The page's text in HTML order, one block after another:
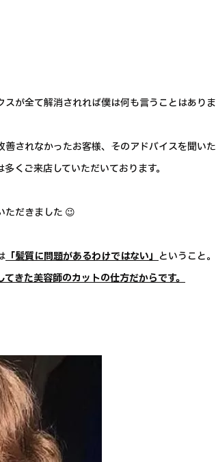
が全て解消されれば僕は何も言うことはありま
されなかったお客様、そのアドバイスを聞いた
くご来店していただいております。
ただきました 😉
「髪質に問題があるわけではない」 ということ。
きた美容師のカットの仕方だからです。